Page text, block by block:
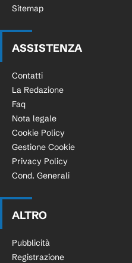
Sitemap
ASSISTENZA
Contatti
La Redazione
Faq
Nota legale
Cookie Policy
Gestione Cookie
Privacy Policy
Cond. Generali
ALTRO
Pubblicità
Registrazione